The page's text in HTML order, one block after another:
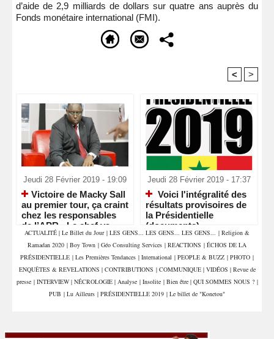
d’aide de 2,9 milliards de dollars sur quatre ans auprès du
Fonds monétaire international (FMI).
< >
Jeudi 28 Février 2019 - 19:09
​Victoire de Macky Sall
au premier tour, ça craint
chez les responsables
de l’APR - Le chef va
nettoyer les écuries
d’Augias
Jeudi 28 Février 2019 - 17:37
Voici l'intégralité des
résultats provisoires de
la Présidentielle
(documents)
ACTUALITÉ | Le Billet du Jour | LES GENS... LES GENS... LES GENS... | Religion &
Ramadan 2020 | Boy Town | Géo Consulting Services | REACTIONS | ÉCHOS DE LA
PRÉSIDENTIELLE | Les Premières Tendances | International | PEOPLE & BUZZ | PHOTO |
ENQUÊTES & REVELATIONS | CONTRIBUTIONS | COMMUNIQUE | VIDÉOS | Revue de
presse | INTERVIEW | NÉCROLOGIE | Analyse | Insolite | Bien être | QUI SOMMES NOUS ? |
PUB | Lu Ailleurs | PRÉSIDENTIELLE 2019 | Le billet de "Konetou"